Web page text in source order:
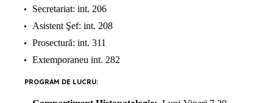
Secretariat: int. 206
Asistent Şef: int. 208
Prosectură: int. 311
Extemporaneu int. 282
PROGRAM DE LUCRU: